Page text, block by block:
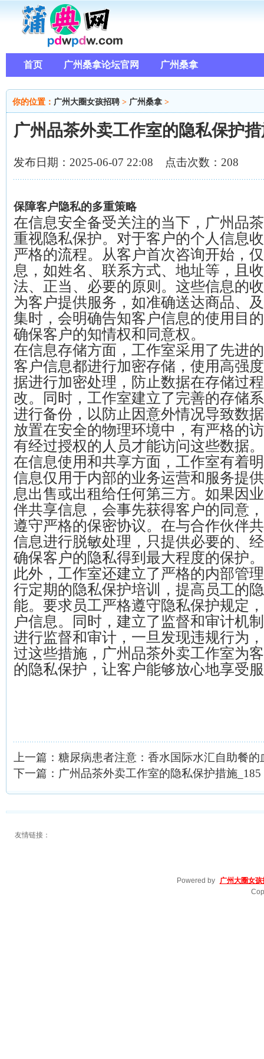
首页 广州桑拿论坛官网 广州桑拿
你的位置： 广州大圈女孩招聘 > 广州桑拿 >
广州品茶外卖工作室的隐私保护
发布日期：2025-06-07 22:08 点击次数：208
保障客户隐私的多重策略
在信息安全备受关注的当下，广州品
重视隐私保护。对于客户的个人信息
严格的流程。从客户首次咨询开始，
息，如姓名、联系方式、地址等，且
法、正当、必要的原则。这些信息的
为客户提供服务，如准确送达商品、
集时，会明确告知客户信息的使用目
确保客户的知情权和同意权。
在信息存储方面，工作室采用了先进
客户信息都进行加密存储，使用高强
据进行加密处理，防止数据在存储过
改。同时，工作室建立了完善的存储
进行备份，以防止因意外情况导致数
放置在安全的物理环境中，有严格的
有经过授权的人员才能访问这些数据。
在信息使用和共享方面，工作室有着
信息仅用于内部的业务运营和服务提
息出售或出租给任何第三方。如果因
伴共享信息，会事先获得客户的同意
遵守严格的保密协议。在与合作伙伴
信息进行脱敏处理，只提供必要的、
确保客户的隐私得到最大程度的保护。
此外，工作室还建立了严格的内部管
行定期的隐私保护培训，提高员工的
能。要求员工严格遵守隐私保护规定
户信息。同时，建立了监督和审计机
进行监督和审计，一旦发现违规行为
过这些措施，广州品茶外卖工作室为
的隐私保护，让客户能够放心地享受
上一篇： 糖尿病患者注意：香水国际水汇自助餐的
下一篇： 广州品茶外卖工作室的隐私保护措施_185
友情链接：
Powered by
广州大圈女孩